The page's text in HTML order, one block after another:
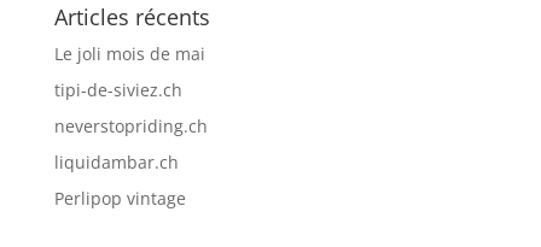
Articles récents
Le joli mois de mai
tipi-de-siviez.ch
neverstopriding.ch
liquidambar.ch
Perlipop vintage